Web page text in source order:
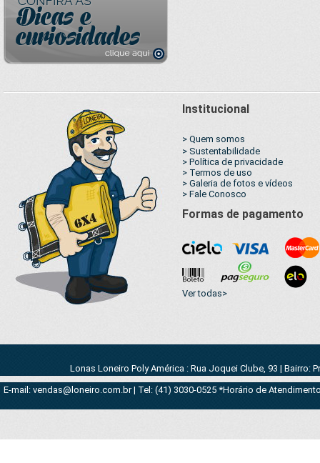
Institucional
> Quem somos
> Sustentabilidade
> Política de privacidade
> Termos de uso
> Galeria de fotos e vídeos
> Fale Conosco
Formas de pagamento
Ver todas>
Lonas Loneiro Poly América : Rua Joquei Clube, 93 | Bairro:
E-mail: vendas@loneiro.com.br | Tel: (41) 3030-0525 *Horário de